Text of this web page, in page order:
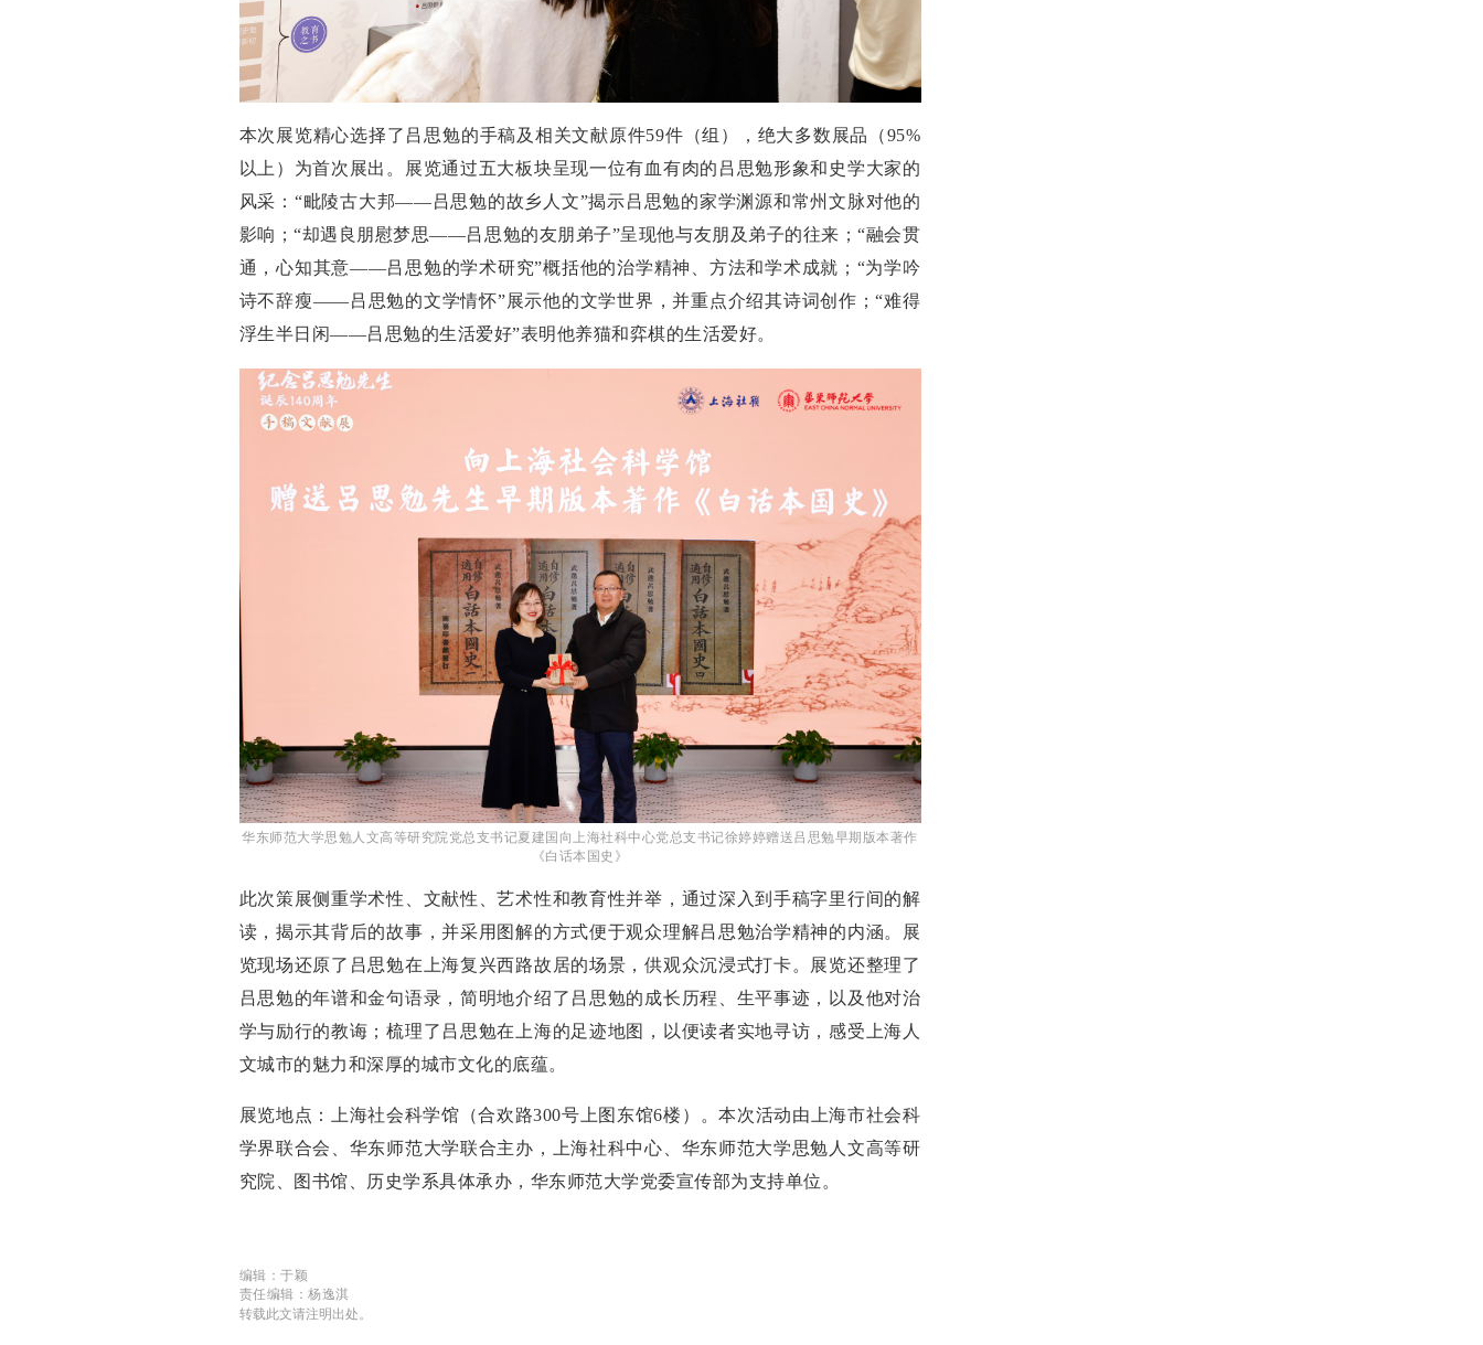
本次展览精心选择了吕思勉的手稿及相关文献原件59件（组），绝大多数展品（95%
以上）为首次展出。展览通过五大板块呈现一位有血有肉的吕思勉形象和史学大家的
风采：“毗陵古大邦——吕思勉的故乡人文”揭示吕思勉的家学渊源和常州文脉对他的
影响；“却遇良朋慰梦思——吕思勉的友朋弟子”呈现他与友朋及弟子的往来；“融会贯
通，心知其意——吕思勉的学术研究”概括他的治学精神、方法和学术成就；“为学吟
诗不辞瘦——吕思勉的文学情怀”展示他的文学世界，并重点介绍其诗词创作；“难得
浮生半日闲——吕思勉的生活爱好”表明他养猫和弈棋的生活爱好。
华东师范大学思勉人文高等研究院党总支书记夏建国向上海社科中心党总支书记徐婷婷赠送吕思勉早期版本著作
《白话本国史》
此次策展侧重学术性、文献性、艺术性和教育性并举，通过深入到手稿字里行间的解
读，揭示其背后的故事，并采用图解的方式便于观众理解吕思勉治学精神的内涵。展
览现场还原了吕思勉在上海复兴西路故居的场景，供观众沉浸式打卡。展览还整理了
吕思勉的年谱和金句语录，简明地介绍了吕思勉的成长历程、生平事迹，以及他对治
学与励行的教诲；梳理了吕思勉在上海的足迹地图，以便读者实地寻访，感受上海人
文城市的魅力和深厚的城市文化的底蕴。
展览地点：上海社会科学馆（合欢路300号上图东馆6楼）。本次活动由上海市社会科
学界联合会、华东师范大学联合主办，上海社科中心、华东师范大学思勉人文高等研
究院、图书馆、历史学系具体承办，华东师范大学党委宣传部为支持单位。
编辑：于颖
责任编辑：杨逸淇
转载此文请注明出处。